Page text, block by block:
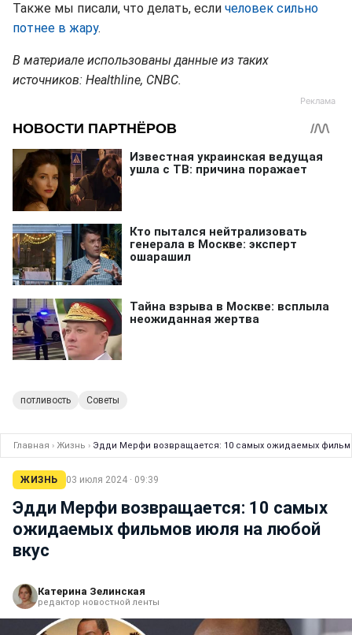
Также мы писали, что делать, если человек сильно
потнее в жару.
В материале использованы данные из таких
источников: Healthline, CNBC.
потливость Советы
Главная › Жизнь › Эдди Мерфи возвращается: 10 самых ожидаемых
ЖИЗНЬ 03 июля 2024 · 09:39
Эдди Мерфи возвращается: 10 самых
ожидаемых фильмов июля на любой
вкус
Катерина Зелинская
редактор новостной ленты